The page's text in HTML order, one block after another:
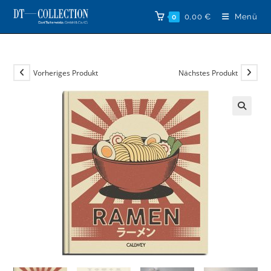
Zum
Inhalt
springen
0 0,00 € Menü
Vorheriges Produkt Nächstes Produkt